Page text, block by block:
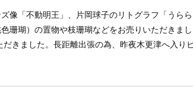
像「不動明王」、片岡球子のリトグラフ「うらら
珊瑚）の置物や枝珊瑚などをお売りいただきまし
きました。長距離出張の為、昨夜木更津へ入り